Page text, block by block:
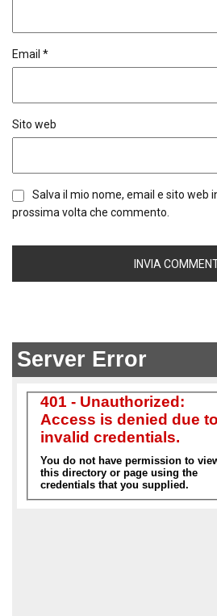
Email *
Sito web
Salva il mio nome, email e sito web
prossima volta che commento.